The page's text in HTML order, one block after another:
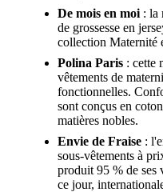
De mois en moi : la
de grossesse en
collection Maternité
Polina Paris : cette
vêtements de
fonctionnelles.
sont conçus en
matières nobles.
Envie de Fraise :
sous-vêtements à
produit 95 % de ses
ce jour,